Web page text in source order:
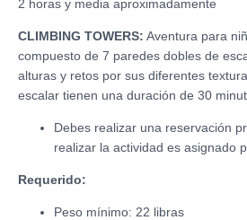
2 horas y media aproximadamente
CLIMBING TOWERS: Aventura para
compuesto de 7 paredes dobles de
alturas y retos por sus diferentes
escalar tienen una duración de 30
Debes realizar una reservación
realizar la actividad es asignado
Requerido:
Peso mínimo: 22 libras